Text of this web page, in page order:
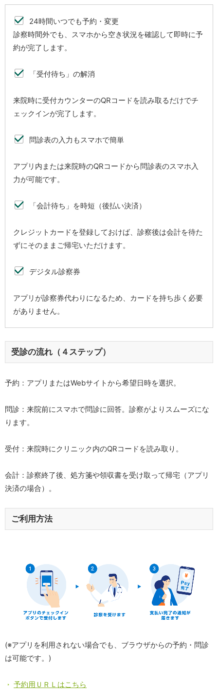
24時間いつでも予約・変更
診察時間外でも、スマホから空き状況を確認して即時に予
約が完了します。
「受付待ち」の解消
来院時に受付カウンターのQRコードを読み取るだけでチ
ェックインが完了します。
問診表の入力もスマホで簡単
アプリ内または来院時のQRコードから問診表のスマホ入
力が可能です。
「会計待ち」を時短（後払い決済）
クレジットカードを登録しておけば、診察後は会計を待た
ずにそのままご帰宅いただけます。
デジタル診察券
アプリが診察券代わりになるため、カードを持ち歩く必要
がありません。
受診の流れ（４ステップ）
予約：アプリまたはWebサイトから希望日時を選択。
問診：来院前にスマホで問診に回答。診察がよりスムーズにな
ります。
受付：来院時にクリニック内のQRコードを読み取り。
会計：診察終了後、処方箋や領収書を受け取って帰宅（アプリ
決済の場合）。
ご利用方法
(※アプリを利用されない場合でも、ブラウザからの予約・問診
は可能です。)
予約用ＵＲＬはこちら